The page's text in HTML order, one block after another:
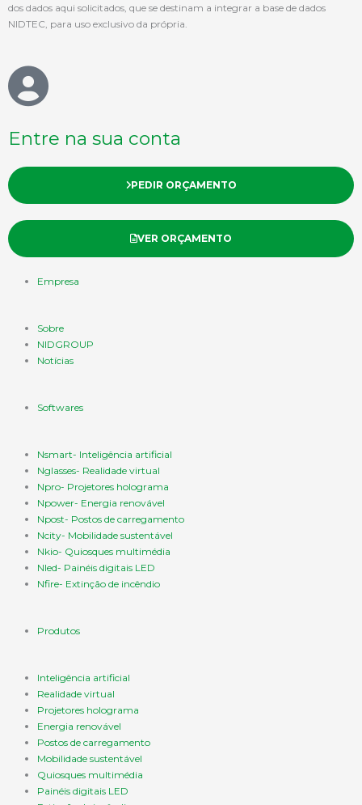
dos dados aqui solicitados, que se destinam a integrar a base de dados
NIDTEC, para uso exclusivo da própria.
Entre na sua conta
PEDIR ORÇAMENTO
VER ORÇAMENTO
Empresa
Sobre
NIDGROUP
Notícias
Softwares
Nsmart- Inteligência artificial
Nglasses- Realidade virtual
Npro- Projetores holograma
Npower- Energia renovável
Npost- Postos de carregamento
Ncity- Mobilidade sustentável
Nkio- Quiosques multimédia
Nled- Painéis digitais LED
Nfire- Extinção de incêndio
Produtos
Inteligência artificial
Realidade virtual
Projetores holograma
Energia renovável
Postos de carregamento
Mobilidade sustentável
Quiosques multimédia
Painéis digitais LED